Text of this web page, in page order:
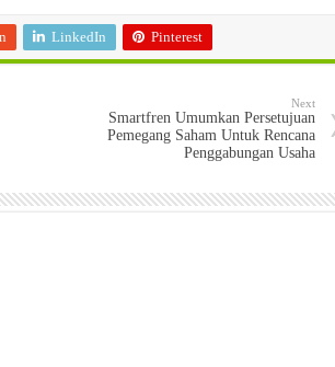
LinkedIn Pinterest
Next
Smartfren Umumkan Persetujuan
Pemegang Saham Untuk Rencana
Penggabungan Usaha